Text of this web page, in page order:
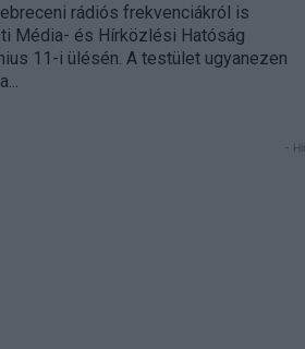
rádiós frekvenciákról is
Média- és Hírközlési Hatóság
11-i ülésén. A testület ugyanezen
-